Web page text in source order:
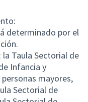
determinado por el
la Taula Sectorial de
Infancia y
mayores,
Sectorial de